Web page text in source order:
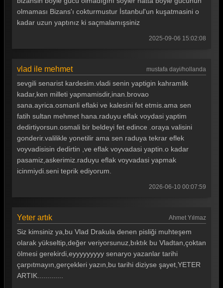
olmaması Bizans'ı cokturmustur İstanbul'un kuşatmasini o
kadar uzun yaptınız ki saçmalamışsiniz
2025-09-06 15:02:08
vlad ile mehmet mustafa dayi/hollanda
sevgili senarist kardesim.vladi senin yaptigin kahramlik
kadar,ken milleti yapmamisdir,inan.brovao
sana.ayrica.osmanli eflaki ve kalesini fet etmis.ama sen
fatih sultan mehmet hana.raduyu eflak voydasi yaptim
dedirtiyorsun.osmali bir beldeyi fet edince .oraya valisini
gonderir.valilikle yonetilir ama sen raduya tekrar eflek
voyvadisisin dedirtin ,ve eflak voyvadasi yaptin.o kadar
pasamiz,askerimiz.raduyu eflak voyvadasi yapmak
icinmiydi.seni teprik ediyorum.
2026-06-10 00:07:59
Yeter artık Ahmet Yılmaz
Siz kimsiniz ya,bu Vlad Drakula denen pisliği muhteşem
olarak yükseltip,değer veriyorsunuz,bıktık bu Vladtan,çoktan
ölmesi gerekirdi,eyyyyyyyyy senaryo yazanlar tarihi
çarpıtmayın,gerçekleri yazın,bu tarihi diziyse şayet,YETER
ARTIK.............